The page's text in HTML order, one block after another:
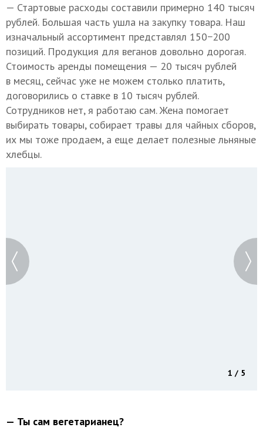
— Стартовые расходы составили примерно 140 тысяч
рублей. Большая часть ушла на закупку товара. Наш
изначальный ассортимент представлял 150−200
позиций. Продукция для веганов довольно дорогая.
Стоимость аренды помещения — 20 тысяч рублей
в месяц, сейчас уже не можем столько платить,
договорились о ставке в 10 тысяч рублей.
Сотрудников нет, я работаю сам. Жена помогает
выбирать товары, собирает травы для чайных сборов,
их мы тоже продаем, а еще делает полезные льняные
хлебцы.
1 / 5
— Ты сам вегетарианец?